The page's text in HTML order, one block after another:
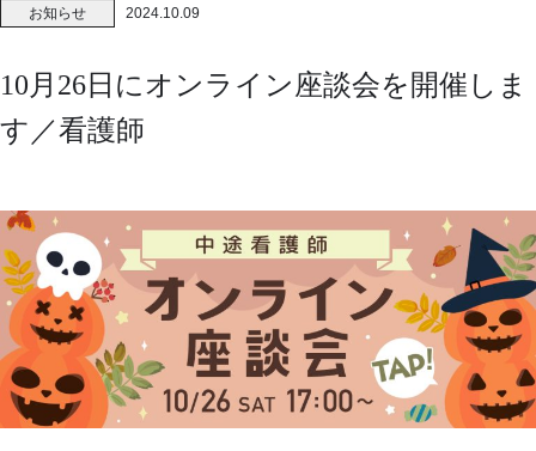
お知らせ 2024.10.09
10月26日にオンライン座談会を開催しま
す／看護師